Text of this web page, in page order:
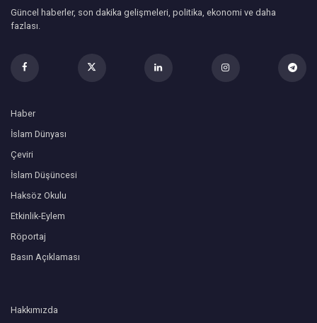
Güncel haberler, son dakika gelişmeleri, politika, ekonomi ve daha
fazlası.
Haber
İslam Dünyası
Çeviri
İslam Düşüncesi
Haksöz Okulu
Etkinlik-Eylem
Röportaj
Basın Açıklaması
Hakkımızda